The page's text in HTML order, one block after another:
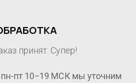
принят. Супер!
пн-пт 10−19 МСК мы уточним